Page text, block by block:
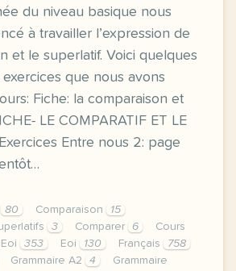
du niveau basique nous
à travailler l’expression de
et le superlatif. Voici quelques
que nous avons
Fiche: la comparaison et
LE COMPARATIF ET LE
Entre nous 2: page
80 Comparaison
15
3 Comparer 6
Cours
353 Eoi 130 Français
758
Grammaire A2 4
Grammaire